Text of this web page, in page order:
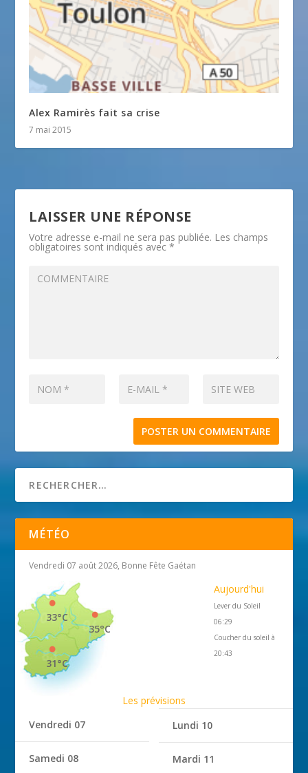
Alex Ramirès fait sa crise
7 mai 2015
LAISSER UNE RÉPONSE
Votre adresse e-mail ne sera pas publiée. Les champs
obligatoires sont indiqués avec*
MÉTÉO
Vendredi 07 août 2026, Bonne Fête Gaétan
35°C
33°C
31°C
Aujourd'hui
Lever du Soleil
06:29
Coucher du soleil à
20:43
Les prévisions
Vendredi 07
Samedi 08
Lundi 10
Mardi 11